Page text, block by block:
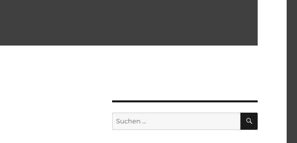
Suchen
nach:
SUCHEN